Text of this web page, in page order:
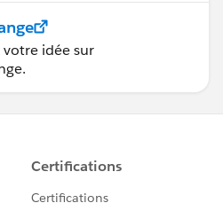
questions/7
selected-picklist-value-to-
questions/7
selected-picklist-value-to-
idée sur